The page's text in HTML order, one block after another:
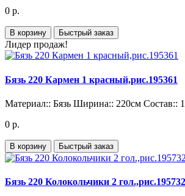
0 р.
В корзину Быстрый заказ
Лидер продаж!
Бязь 220 Кармен 1 красный,рис.195361
Материал:: Бязь Ширина:: 220см Состав::
0 р.
В корзину Быстрый заказ
Бязь 220 Колокольчики 2 гол.,рис.195732